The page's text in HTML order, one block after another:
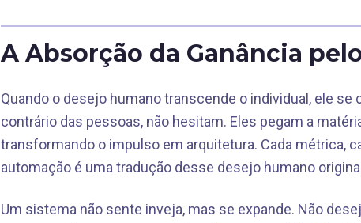
A Absorção da Ganância
Quando o desejo humano transcende o individual, ele
contrário das pessoas, não hesitam. Eles pegam a
transformando o impulso em arquitetura. Cada métrica,
automação é uma tradução desse desejo humano
Um sistema não sente inveja, mas se expande. Não